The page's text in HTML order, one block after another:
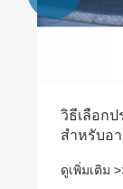
วิธีเลือก
สำหรับอ
ดูเพิ่มเติม